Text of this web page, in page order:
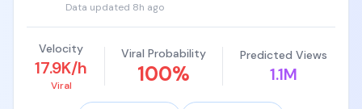
Data updated 8h ago
Velocity
17.9K/h
Viral
Viral Probability
100%
Predicted Views
1.1M